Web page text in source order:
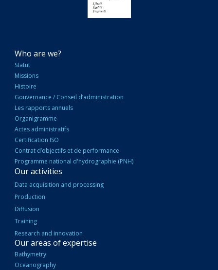
NAVIGATION
PRINCIPALE
Who are we?
Statut
Missions
Histoire
Gouvernance / Conseil d’administration
Les rapports annuels
Organigramme
Actes administratifs
Certification ISO
Contrat d’objectifs et de performance
Programme national d'hydrographie (PNH)
Our activities
Data acquisition and processing
Production
Diffusion
Training
Research and innovation
Our areas of expertise
Bathymetry
Oceanography